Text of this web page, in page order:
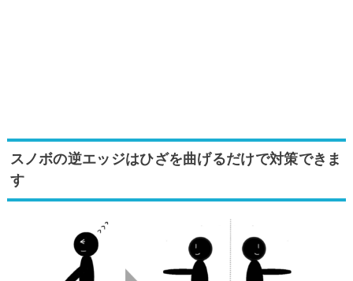
スノボの逆エッジはひざを曲げるだけで対策できま
す